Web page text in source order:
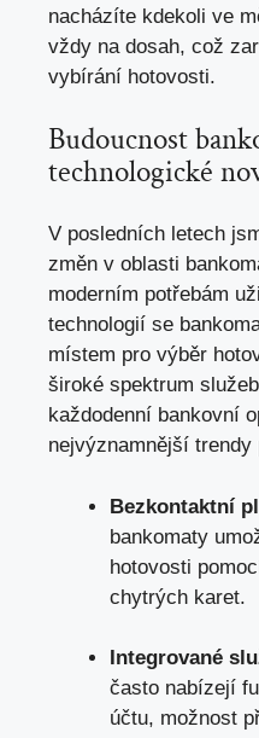
nacházíte ​kdekoli ve
vždy na dosah, což⁤
vybírání hotovosti.
Budoucnost
‌technologické
V ⁣posledních letech⁢
změn‌ v oblasti
⁣moderním potřebám
technologií se
místem pro výběr
⁣široké spektrum
‌každodenní bankovní
‍nejvýznamnější trendy
Bezkontaktní⁢
⁢bankomaty
hotovosti
chytrých karet.
Integrované
často⁣ nabízejí
účtu, možnost